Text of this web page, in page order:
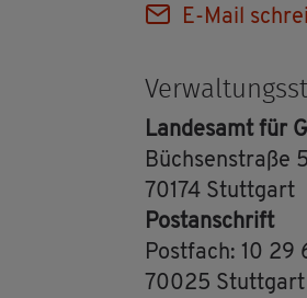
E-Mail
Lan­des­amt für
Büch­sen­stra­ße
70174 Stutt­gart
Post­an­schrift
Post­fach: 10 29
70025 Stutt­gart